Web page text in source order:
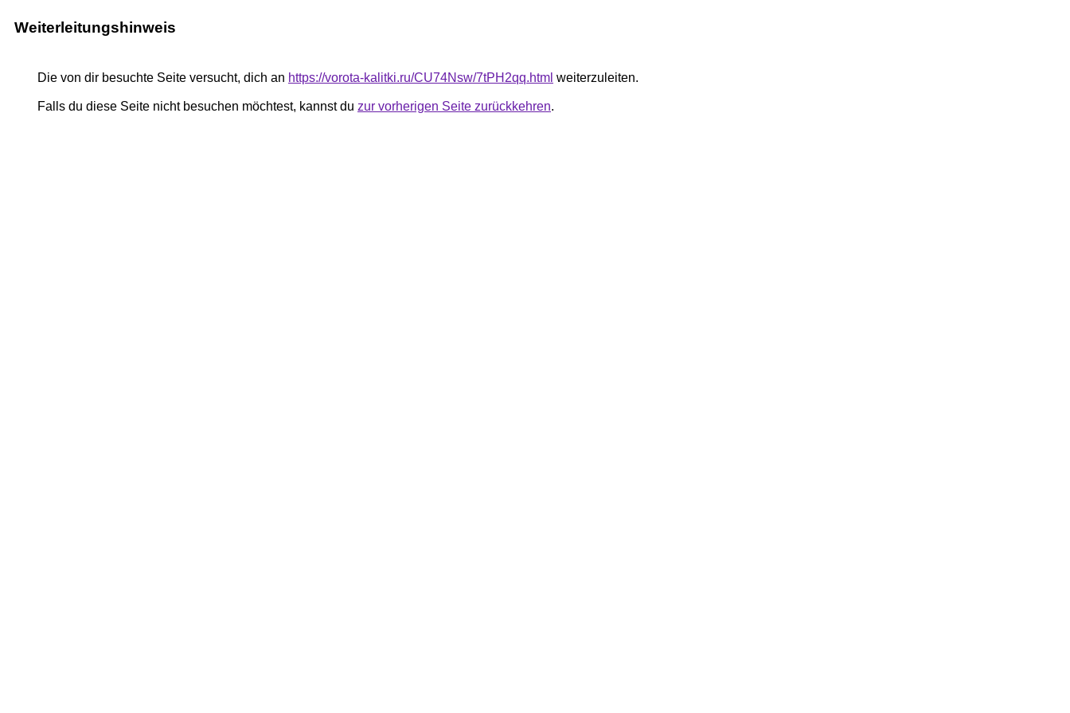
Weiterleitungshinweis
Die von dir besuchte Seite versucht, dich an https://vorota-kalitki.ru/CU74Nsw/7tPH2qq.html weiterzuleiten.
Falls du diese Seite nicht besuchen möchtest, kannst du zur vorherigen Seite zurückkehren.